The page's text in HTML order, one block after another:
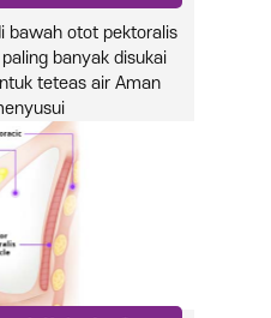
bawah otot pektoralis
banyak disukai
teteas airAman